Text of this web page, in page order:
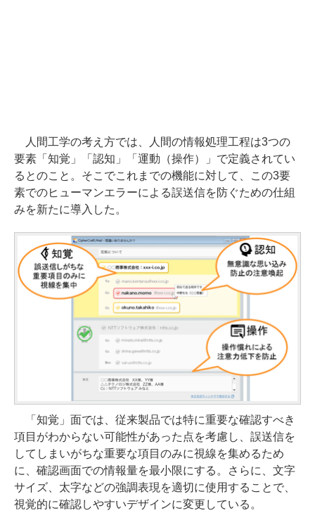
人間工学の考え方では、人間の情報処理工程は3つの
要素「知覚」「認知」「運動（操作）」で定義されてい
るとのこと。そこでこれまでの機能に対して、この3要
素でのヒューマンエラーによる誤送信を防ぐための仕組
みを新たに導入した。
「知覚」面では、従来製品では特に重要な確認すべき
項目がわからない可能性があった点を考慮し、誤送信を
してしまいがちな重要な項目のみに視線を集めるため
に、確認画面での情報量を最小限にする。さらに、文字
サイズ、太字などの強調表現を適切に使用することで、
視覚的に確認しやすいデザインに変更している。